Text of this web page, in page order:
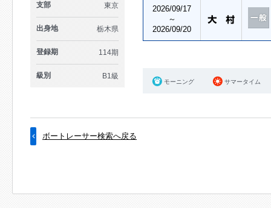
支部 東京
出身地 栃木県
登録期 114期
級別 B1級
2026/09/17
～
2026/09/20
モーニング サマータイム
ボートレーサー検索へ戻る